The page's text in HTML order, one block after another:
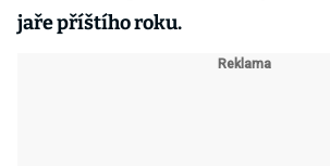
jaře příštího roku.